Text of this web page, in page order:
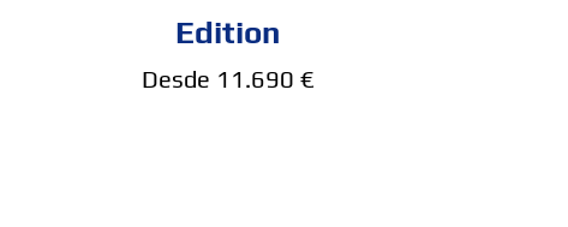
Edition
Desde 11.690 €